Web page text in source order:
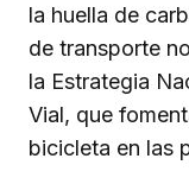
la huella de
de transporte
la Estrategia
Vial, que
bicicleta en las